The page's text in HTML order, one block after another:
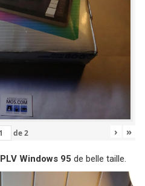
de2 › »
PLV Windows 95 de belle taille.